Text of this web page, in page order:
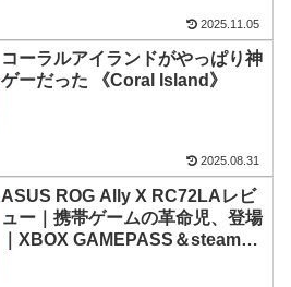
2025.11.05
コーラルアイランドがやっぱり神
ゲーだった 《Coral Island》
2025.08.31
ASUS ROG Ally X RC72LAレビ
ュー｜携帯ゲームの革命児、登場
｜XBOX GAMEPASS＆steam対